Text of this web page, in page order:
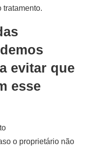
tratamento.
evitar que
esse
o proprietário não